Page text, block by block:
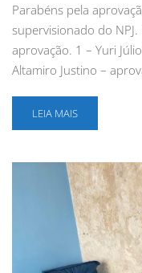
Parabéns pela
supervisionado do
aprovação. 1 – Yuri
Altamiro Justino –
LEIA MAIS